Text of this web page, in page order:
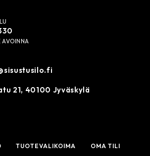
AVOINNA
21, 40100 Jyväskylä
TUOTEVALIKOIMA OMA TILI